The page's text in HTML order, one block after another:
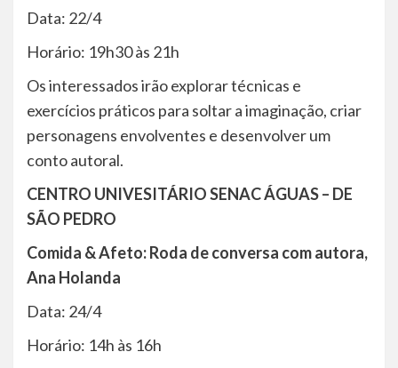
Data: 22/4
Horário: 19h30 às 21h
Os interessados irão explorar técnicas e
exercícios práticos para soltar a imaginação, criar
personagens envolventes e desenvolver um
conto autoral.
CENTRO UNIVESITÁRIO SENAC ÁGUAS – DE
SÃO PEDRO
Comida & Afeto: Roda de conversa com autora,
Ana Holanda
Data: 24/4
Horário: 14h às 16h